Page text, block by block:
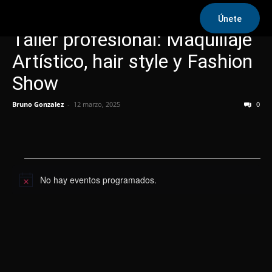
Únete
Taller profesional: Maquillaje
Artístico, hair style y Fashion
Show
Bruno Gonzalez - 12 marzo, 2025 0
Eventos
Aviso No hay eventos programados.